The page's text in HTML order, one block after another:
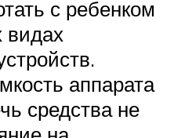
с ребенком
аппарата
средства не